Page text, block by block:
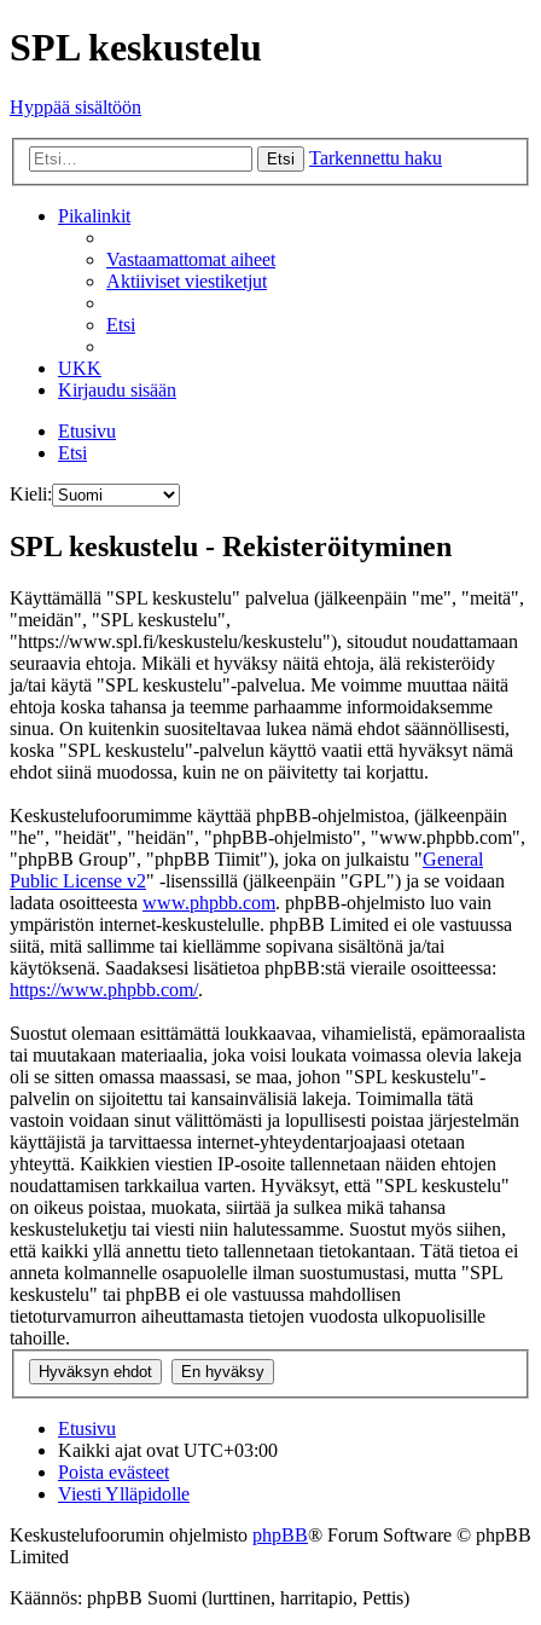
SPL keskustelu
Hyppää sisältöön
Etsi Tarkennettu haku
Pikalinkit
Vastaamattomat aiheet
Aktiiviset viestiketjut
Etsi
UKK
Kirjaudu sisään
Etusivu
Etsi
Kieli:
SPL keskustelu - Rekisteröityminen
Käyttämällä "SPL keskustelu" palvelua (jälkeenpäin "me", "meitä",
"meidän", "SPL keskustelu",
"https://www.spl.fi/keskustelu/keskustelu"), sitoudut noudattamaan
seuraavia ehtoja. Mikäli et hyväksy näitä ehtoja, älä rekisteröidy
ja/tai käytä "SPL keskustelu"-palvelua. Me voimme muuttaa näitä
ehtoja koska tahansa ja teemme parhaamme informoidaksemme
sinua. On kuitenkin suositeltavaa lukea nämä ehdot säännöllisesti,
koska "SPL keskustelu"-palvelun käyttö vaatii että hyväksyt nämä
ehdot siinä muodossa, kuin ne on päivitetty tai korjattu.
Keskustelufoorumimme käyttää phpBB-ohjelmistoa, (jälkeenpäin
"he", "heidät", "heidän", "phpBB-ohjelmisto", "www.phpbb.com",
"phpBB Group", "phpBB Tiimit"), joka on julkaistu "General
Public License v2" -lisenssillä (jälkeenpäin "GPL") ja se voidaan
ladata osoitteesta www.phpbb.com. phpBB-ohjelmisto luo vain
ympäristön internet-keskustelulle. phpBB Limited ei ole vastuussa
siitä, mitä sallimme tai kiellämme sopivana sisältönä ja/tai
käytöksenä. Saadaksesi lisätietoa phpBB:stä vieraile osoitteessa:
https://www.phpbb.com/.
Suostut olemaan esittämättä loukkaavaa, vihamielistä, epämoraalista
tai muutakaan materiaalia, joka voisi loukata voimassa olevia lakeja
oli se sitten omassa maassasi, se maa, johon "SPL keskustelu"-
palvelin on sijoitettu tai kansainvälisiä lakeja. Toimimalla tätä
vastoin voidaan sinut välittömästi ja lopullisesti poistaa järjestelmän
käyttäjistä ja tarvittaessa internet-yhteydentarjoajaasi otetaan
yhteyttä. Kaikkien viestien IP-osoite tallennetaan näiden ehtojen
noudattamisen tarkkailua varten. Hyväksyt, että "SPL keskustelu"
on oikeus poistaa, muokata, siirtää ja sulkea mikä tahansa
keskusteluketju tai viesti niin halutessamme. Suostut myös siihen,
että kaikki yllä annettu tieto tallennetaan tietokantaan. Tätä tietoa ei
anneta kolmannelle osapuolelle ilman suostumustasi, mutta "SPL
keskustelu" tai phpBB ei ole vastuussa mahdollisen
tietoturvamurron aiheuttamasta tietojen vuodosta ulkopuolisille
tahoille.
Etusivu
Kaikki ajat ovat UTC+03:00
Poista evästeet
Viesti Ylläpidolle
Keskustelufoorumin ohjelmisto phpBB® Forum Software © phpBB
Limited
Käännös: phpBB Suomi (lurttinen, harritapio, Pettis)